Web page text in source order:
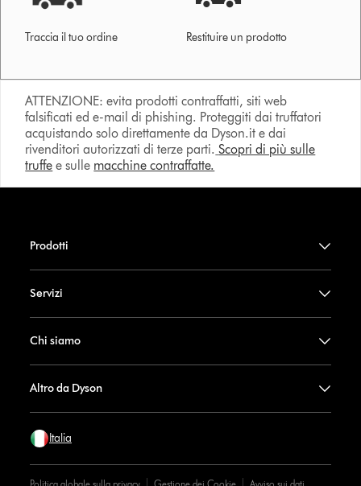
Traccia il tuo ordine Restituire un prodotto
ATTENZIONE: evita prodotti contraffatti, siti web
falsificati ed e-mail di phishing. Proteggiti dai truffatori
acquistando solo direttamente da Dyson.it e dai
rivenditori autorizzati di terze parti. Scopri di più sulle
truffe e sulle macchine contraffatte.
Prodotti
Servizi
Chi siamo
Altro da Dyson
Italia